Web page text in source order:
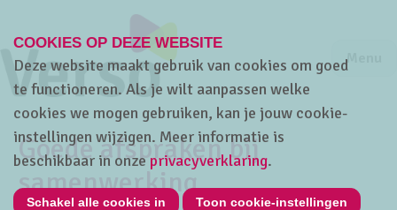
Jump
Menu
Goede afspraken bij
samenwerking
COOKIES OP DEZE WEBSITE
Deze website maakt gebruik van cookies om goed
te functioneren. Als je wilt aanpassen welke
cookies we mogen gebruiken, kan je jouw cookie-
instellingen wijzigen. Meer informatie is
beschikbaar in onzeprivacyverklaring.
Schakel alle cookies in Toon cookie-instellingen